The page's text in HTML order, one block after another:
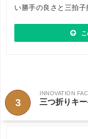
い勝手の良さと三拍子
3
INNOVATION
三つ折りキ